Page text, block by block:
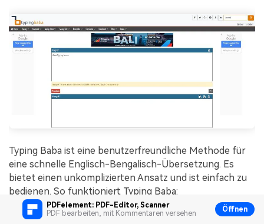
PDFelement: PDF-Editor, Scanner
PDF bearbeiten, mit Kommentaren versehen
Öffnen
Typing Baba ist eine benutzerfreundliche Methode für
eine schnelle Englisch-Bengalisch-Übersetzung. Es
bietet einen unkomplizierten Ansatz und ist einfach zu
bedienen. So funktioniert Typing Baba: